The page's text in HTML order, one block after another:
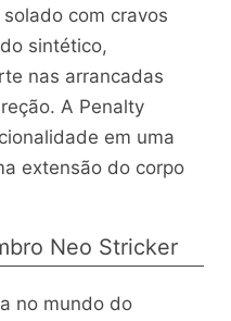
com cravos
sintético,
nas arrancadas
A Penalty
em uma
extensão do corpo
Neo Stricker
no mundo do